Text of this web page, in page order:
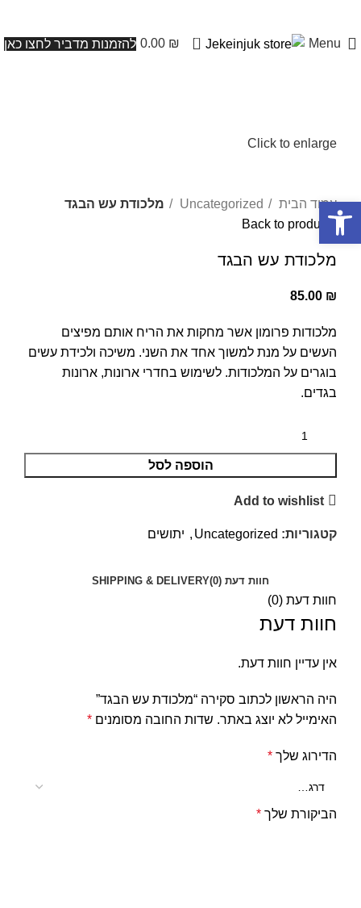
Menu
0
0.00 ₪ להזמנות מדביר לחצו כאן
Click to enlarge
עמוד הבית Uncategorized
מלכודת עש הבגד
Back to products
מלכודת עש הבגד
85.00 ₪
מלכודות פרומון אשר מחקות את הריח אותם מפיצים
העשים על מנת למשוך אחד את השני. משיכה ולכידת עשים
בוגרים על המלכודות. לשימוש בחדרי ארונות, ארונות
בגדים.
הוספה לסל
Add to wishlist
קטגוריות: Uncategorized
, יתושים
חוות דעת (0) SHIPPING & DELIVERY
חוות דעת (0)
חוות דעת
אין עדיין חוות דעת.
היה הראשון לכתוב סקירה “מלכודת עש הבגד”
האימייל לא יוצג באתר. שדות החובה מסומנים *
הדירוג שלך *
הביקורת שלך *
פתח סרגל נגישות